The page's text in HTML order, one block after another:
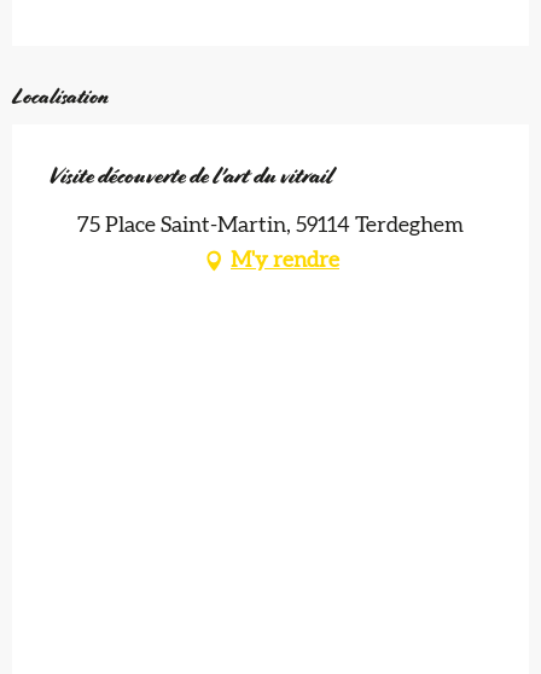
Localisation
Visite découverte de l'art du vitrail
75 Place Saint-Martin, 59114 Terdeghem
M'y rendre